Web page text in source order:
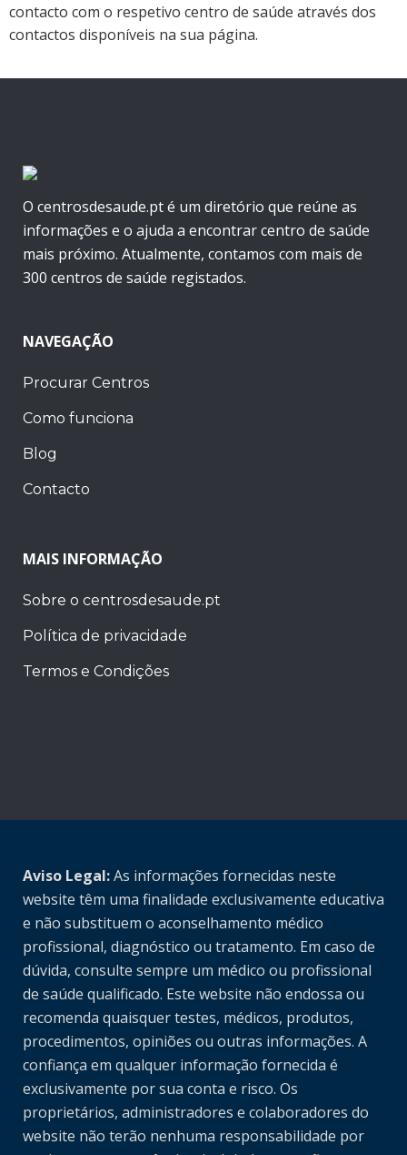
contacto com o respetivo centro de saúde através dos
contactos disponíveis na sua página.
O centrosdesaude.pt é um diretório que reúne as
informações e o ajuda a encontrar centro de saúde
mais próximo. Atualmente, contamos com mais de
300 centros de saúde registados.
NAVEGAÇÃO
Procurar Centros
Como funciona
Blog
Contacto
MAIS INFORMAÇÃO
Sobre o centrosdesaude.pt
Política de privacidade
Termos e Condições
Aviso Legal:As informações fornecidas neste
website têm uma finalidade exclusivamente educativa
e não substituem o aconselhamento médico
profissional, diagnóstico ou tratamento. Em caso de
dúvida, consulte sempre um médico ou profissional
de saúde qualificado. Este website não endossa ou
recomenda quaisquer testes, médicos, produtos,
procedimentos, opiniões ou outras informações. A
confiança em qualquer informação fornecida é
exclusivamente por sua conta e risco. Os
proprietários, administradores e colaboradores do
website não terão nenhuma responsabilidade por